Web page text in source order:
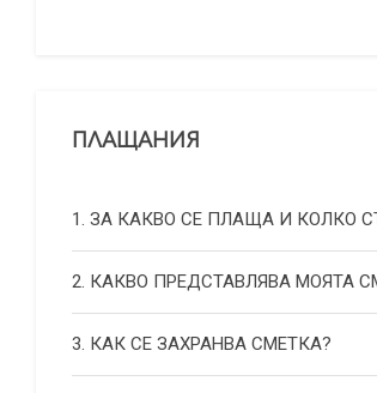
ПЛАЩАНИЯ
1. ЗА КАКВО СЕ ПЛАЩА И КОЛКО
2. КАКВО ПРЕДСТАВЛЯВА МОЯТА
3. КАК СЕ ЗАХРАНВА СМЕТКА?